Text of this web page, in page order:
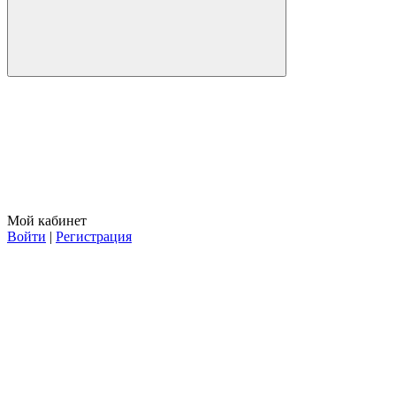
Мой кабинет
Войти | Регистрация